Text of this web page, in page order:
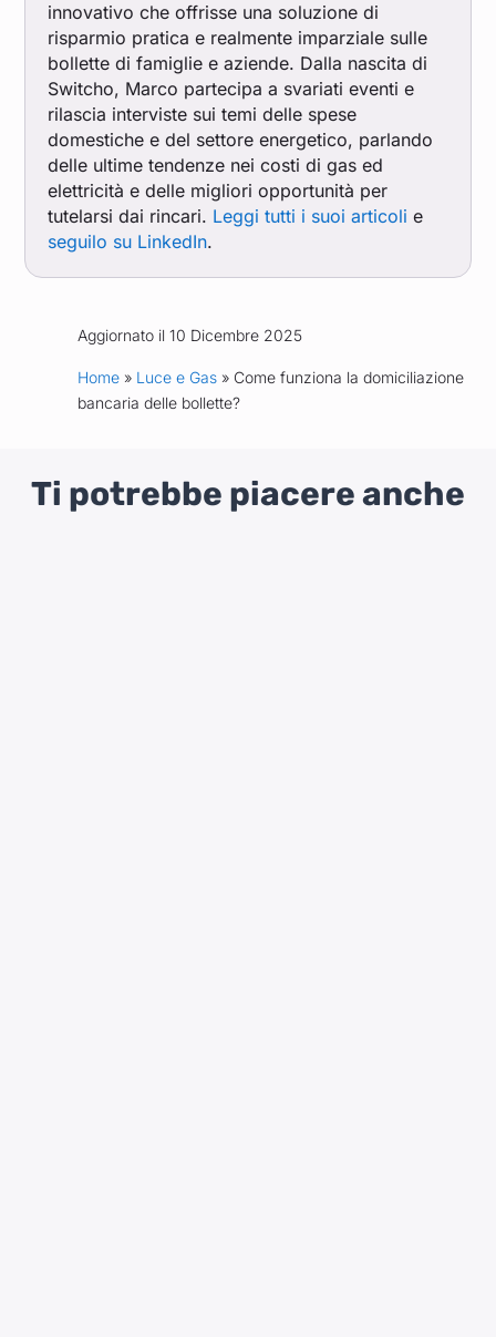
innovativo che offrisse una soluzione di
risparmio pratica e realmente imparziale sulle
bollette di famiglie e aziende. Dalla nascita di
Switcho, Marco partecipa a svariati eventi e
rilascia interviste sui temi delle spese
domestiche e del settore energetico, parlando
delle ultime tendenze nei costi di gas ed
elettricità e delle migliori opportunità per
tutelarsi dai rincari. Leggi tutti i suoi articoli e
seguilo su LinkedIn.
Aggiornato il 10 Dicembre 2025
Home» Luce e Gas» Come funziona la domiciliazione
bancaria delle bollette?
Ti potrebbe piacere anche